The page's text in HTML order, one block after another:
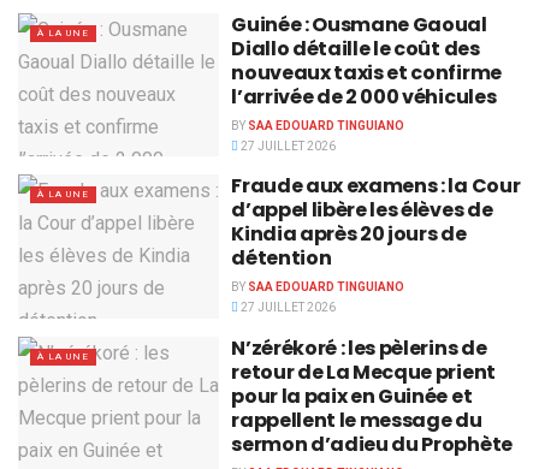
À LA UNE
Guinée : Ousmane Gaoual
Diallo détaille le coût des
nouveaux taxis et confirme
l’arrivée de 2 000 véhicules
BY SAA EDOUARD TINGUIANO
27 JUILLET 2026
À LA UNE
Fraude aux examens : la Cour
d’appel libère les élèves de
Kindia après 20 jours de
détention
BY SAA EDOUARD TINGUIANO
27 JUILLET 2026
À LA UNE
N’zérékoré : les pèlerins de
retour de La Mecque prient
pour la paix en Guinée et
rappellent le message du
sermon d’adieu du Prophète